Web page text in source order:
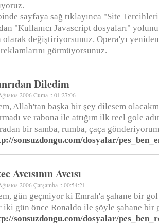
sayfaya sağ tıklayınca "Site
"Kullanıcı Javascript dosyaları"
değiştiriyorsunuz. Opera'yı
görmüyorsunuz.
Diledim
Cuma :: 01:27:06
Allah'tan başka bir şey dilesem
ve rabona ile attığım ilk reel gole
bir samba, rumba, çaça
sonsuzdongu.com/dosyalar/
Avcısının Avcısı
Çarşamba :: 00:54:21
gün geçmiyor ki Emrah'a şahane bir gol
iki gün önce Ronaldo ile şöyle şahane bir
sonsuzdongu.com/dosyalar/